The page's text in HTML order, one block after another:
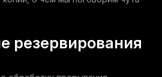
резервирования